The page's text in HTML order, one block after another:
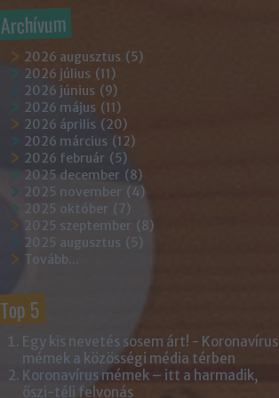
Archívum
2026 augusztus (5)
2026 július (11)
2026 június (9)
2026 május (11)
2026 április (20)
2026 március (12)
2026 február (5)
2025 december (8)
2025 november (4)
2025 október (7)
2025 szeptember (8)
2025 augusztus (5)
Tovább...
Top 5
Egy kis nevetés sosem árt! - Koronavírus
mémek a közösségi média térben
Koronavírus mémek – itt a harmadik,
őszi-téli felvonás